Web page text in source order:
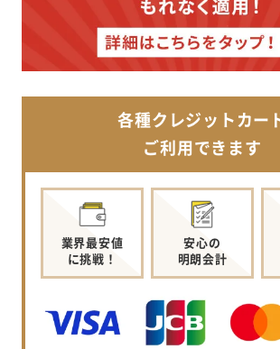
各種クレジットカー
ご利用できます
業界最安値
に挑戦！
安心の
明朗会計